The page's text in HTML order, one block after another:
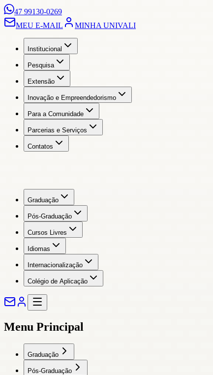
47 99130-0269
MEU E-MAIL
MINHA UNIVALI
Institucional
Pesquisa
Extensão
Inovação e Empreendedorismo
Para a Comunidade
Parcerias e Serviços
Contatos
Graduação
Pós-Graduação
Cursos Livres
Idiomas
Internacionalização
Colégio de Aplicação
Menu Principal
Graduação
Pós-Graduação